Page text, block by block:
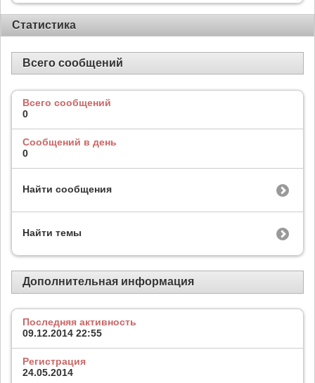
Статистика
Всего сообщений
Всего сообщений
0
Сообщений в день
0
Найти сообщения
Найти темы
Дополнительная информация
Последняя активность
09.12.2014 22:55
Регистрация
24.05.2014